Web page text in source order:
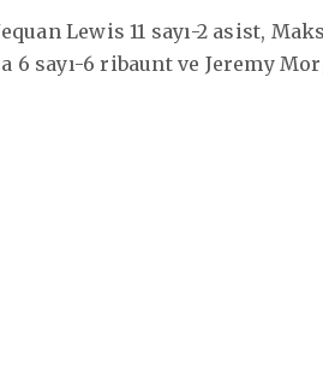
Lewis 11 sayı-2 asist,
6 sayı-6 ribaunt ve Jeremy